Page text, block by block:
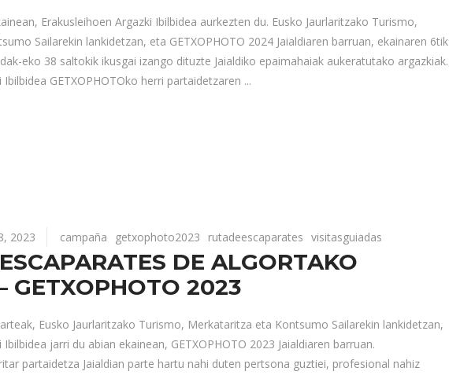
Erakusleihoen Argazki Ibilbidea aurkezten du. Eusko Jaurlaritzako Turismo,
Sailarekin lankidetzan, eta GETXOPHOTO 2024 Jaialdiaren barruan, ekainaren 6tik
eko 38 saltokik ikusgai izango dituzte Jaialdiko epaimahaiak aukeratutako argazkiak.
Ibilbidea GETXOPHOTOko herri partaidetzaren
2023 campaña getxophoto2023 rutadeescaparates visitasguiadas
DE ALGORTAKO
GETXOPHOTO 2023
Eusko Jaurlaritzako Turismo, Merkataritza eta Kontsumo Sailarekin lankidetzan,
Ibilbidea jarri du abian ekainean, GETXOPHOTO 2023 Jaialdiaren barruan.
partaidetza Jaialdian parte hartu nahi duten pertsona guztiei, profesional nahiz